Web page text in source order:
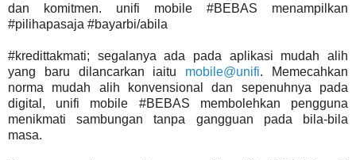
dan komitmen. unifi mobile #BEBAS menampilkan
#pilihapasaja #bayarbi/abila
#kredittakmati; segalanya ada pada aplikasi mudah alih
yang baru dilancarkan iaitu mobile@unifi. Memecahkan
norma mudah alih konvensional dan sepenuhnya pada
digital, unifi mobile #BEBAS membolehkan pengguna
menikmati sambungan tanpa gangguan pada bila-bila
masa.